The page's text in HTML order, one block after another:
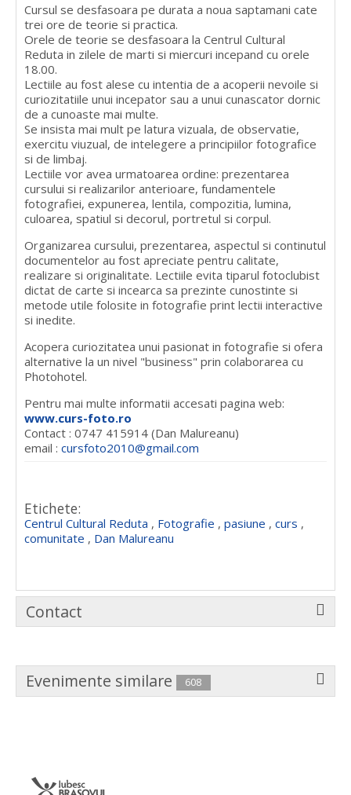
Cursul se desfasoara pe durata a noua saptamani cate
trei ore de teorie si practica.
Orele de teorie se desfasoara la Centrul Cultural
Reduta in zilele de marti si miercuri incepand cu orele
18.00.
Lectiile au fost alese cu intentia de a acoperii nevoile si
curiozitatiile unui incepator sau a unui cunascator dornic
de a cunoaste mai multe.
Se insista mai mult pe latura vizuala, de observatie,
exercitu viuzual, de intelegere a principiilor fotografice
si de limbaj.
Lectiile vor avea urmatoarea ordine: prezentarea
cursului si realizarilor anterioare, fundamentele
fotografiei, expunerea, lentila, compozitia, lumina,
culoarea, spatiul si decorul, portretul si corpul.
Organizarea cursului, prezentarea, aspectul si continutul
documentelor au fost apreciate pentru calitate,
realizare si originalitate. Lectiile evita tiparul fotoclubist
dictat de carte si incearca sa prezinte cunostinte si
metode utile folosite in fotografie print lectii interactive
si inedite.
Acopera curiozitatea unui pasionat in fotografie si ofera
alternative la un nivel "business" prin colaborarea cu
Photohotel.
Pentru mai multe informatii accesati pagina web:
www.curs-foto.ro
Contact : 0747 415914 (Dan Malureanu)
email : cursfoto2010@gmail.com
Etichete:
Centrul Cultural Reduta , Fotografie , pasiune , curs ,
comunitate , Dan Malureanu
Contact
Evenimente similare 608